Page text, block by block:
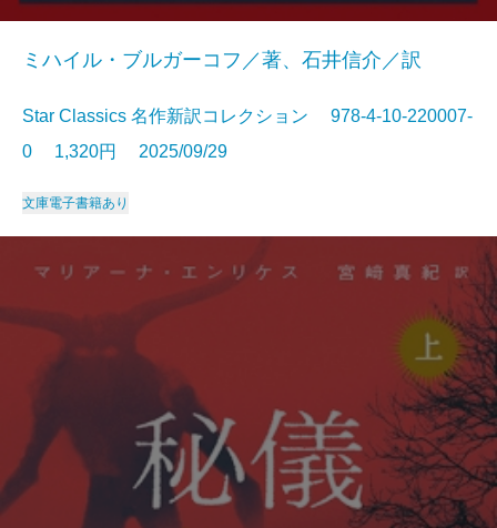
ミハイル・ブルガーコフ／著、石井信介／訳
Star Classics 名作新訳コレクション 978-4-10-220007-
0 1,320円 2025/09/29
文庫電子書籍あり